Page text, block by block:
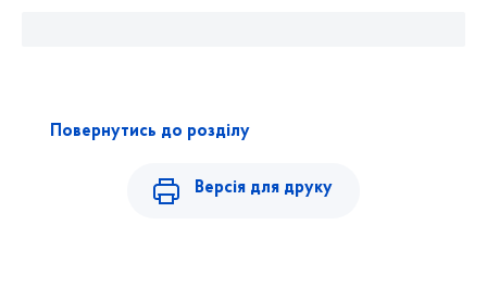
Повернутись до розділу
Версія для друку